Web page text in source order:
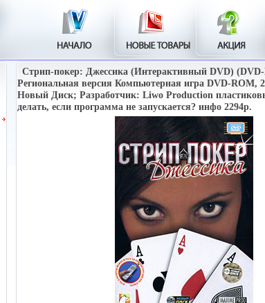
Стрип-покер: Джессика (Интерактивный DVD)
Региональная версия Компьютерная игра DVD-ROM,
Новый Диск; Разработчик: Liwo Production
делать, если программа не запускается? инфо 2294p.